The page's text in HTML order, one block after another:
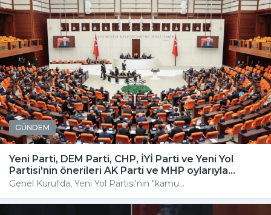
GÜNDEM
Yeni Parti, DEM Parti, CHP, İYİ Parti ve Yeni Yol
Partisi'nin önerileri AK Parti ve MHP oylarıyla...
Genel Kurul'da, Yeni Yol Partisi'nin "kamu...